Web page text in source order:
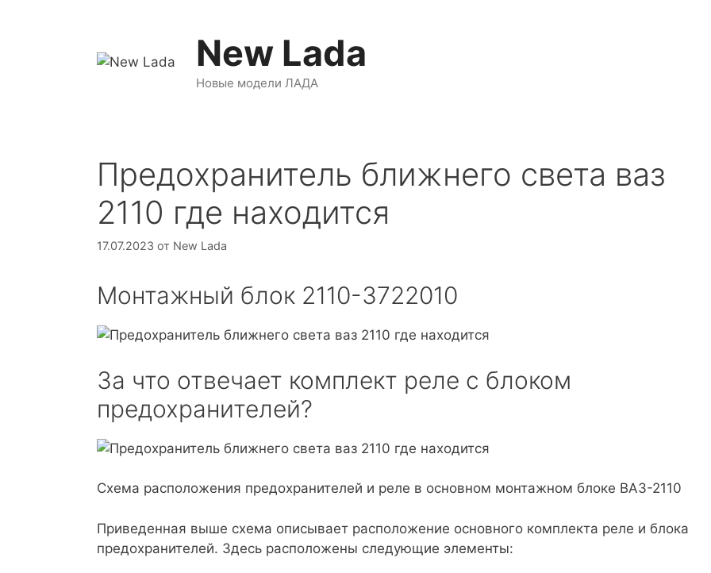
New Lada
Новые модели ЛАДА
Предохранитель ближнего света ваз
2110 где находится
17.07.2023 от New Lada
Монтажный блок 2110-3722010
За что отвечает комплект реле с блоком
предохранителей?
Схема расположения предохранителей и реле в основном монтажном блоке ВАЗ-2110
Приведенная выше схема описывает расположение основного комплекта реле и блока
предохранителей. Здесь расположены следующие элементы: